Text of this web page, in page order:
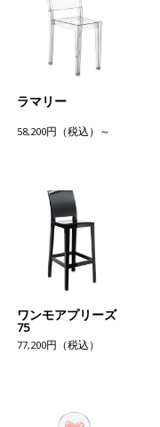
ラマリー
58,200円（税込）～
ワンモアプリーズ
75
77,200円（税込）